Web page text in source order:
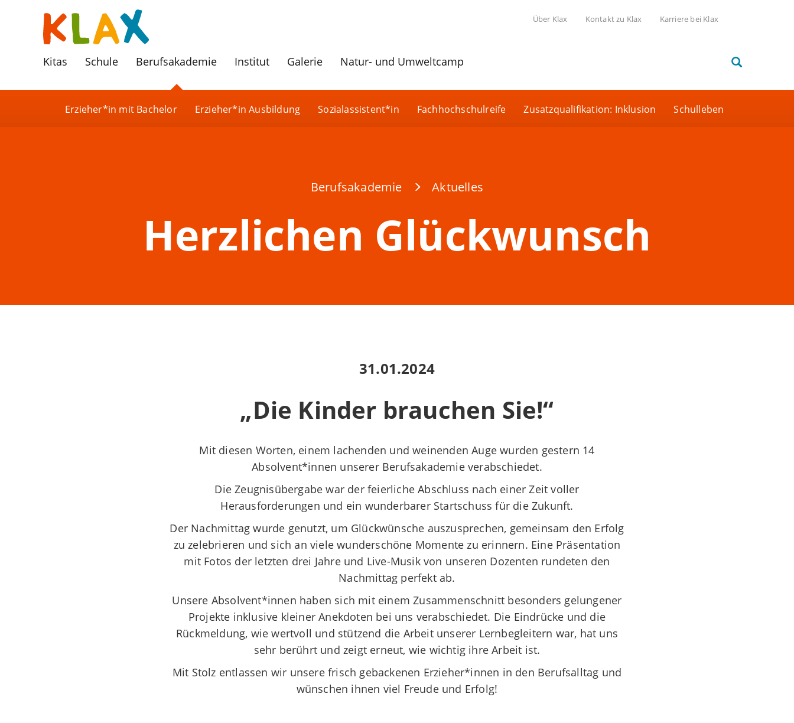
Kitas Schule Berufsakademie
Erzieher*in mit Bachelor Erzieher*in Ausbildung Sozialassistent*in Fachhochschulreife Zusatzqualifikation: Inklusion Schulleben
Institut Galerie Natur- und Umweltcamp
Karriere bei Klax
Kontakt zu Klax
Über Klax
Berufsakademie Aktuelles
Herzlichen Glückwunsch
31.01.2024
„Die Kinder brauchen Sie!“
Mit diesen Worten, einem lachenden und weinenden Auge wurden gestern 14
Absolvent*innen unserer Berufsakademie verabschiedet.
Die Zeugnisübergabe war der feierliche Abschluss nach einer Zeit voller
Herausforderungen und ein wunderbarer Startschuss für die Zukunft.
Der Nachmittag wurde genutzt, um Glückwünsche auszusprechen, gemeinsam den Erfolg
zu zelebrieren und sich an viele wunderschöne Momente zu erinnern. Eine Präsentation
mit Fotos der letzten drei Jahre und Live-Musik von unseren Dozenten rundeten den
Nachmittag perfekt ab.
Unsere Absolvent*innen haben sich mit einem Zusammenschnitt besonders gelungener
Projekte inklusive kleinerAnekdoten bei uns verabschiedet. Die Eindrücke und die
Rückmeldung, wie wertvoll und stützend die Arbeit unserer Lernbegleitern war, hat uns
sehr berührt und zeigt erneut, wie wichtig ihreArbeit ist.
Mit Stolz entlassen wir unsere frisch gebackenen Erzieher*innen in den Berufsalltag und
wünschen ihnen viel Freude und Erfolg!